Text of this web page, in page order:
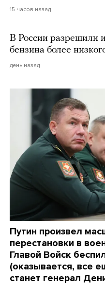
15 часов назад
В России разрешили
бензина более
день назад
Путин произвел
перестановки в
Главой Войск
(оказывается, все
станет генерал